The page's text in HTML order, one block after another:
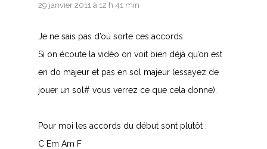
29 janvier 2011 à 12 h 41 min
Je ne sais pas d’où sorte ces accords.
Si on écoute la vidéo on voit bien déjà qu’on est
en do majeur et pas en sol majeur (essayez de
jouer un sol# vous verrez ce que cela donne).
Pour moi les accords du début sont plutôt :
C Em Am F